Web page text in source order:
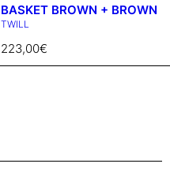
BASKET BROWN + BROWN
TWILL
223,00€